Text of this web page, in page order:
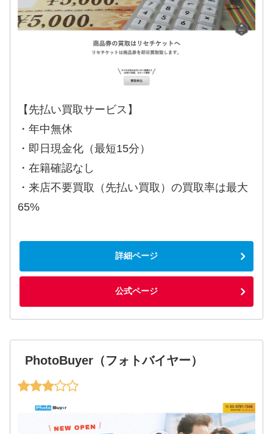
【先払い買取サービス】
・年中無休
・即日現金化（最短15分）
・在籍確認なし
・来店不要買取（先払い買取）の買取率は最大
65%
詳細ページ
公式ページ
PhotoBuyer（フォトバイヤー）